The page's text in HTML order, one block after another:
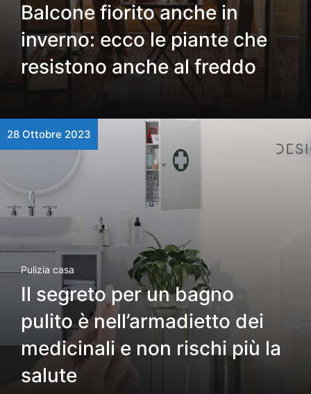
Balcone fiorito anche in
inverno: ecco le piante che
resistono anche al freddo
28 Ottobre 2023
Pulizia casa
Il segreto per un bagno
pulito è nell’armadietto dei
medicinali e non rischi più la
salute